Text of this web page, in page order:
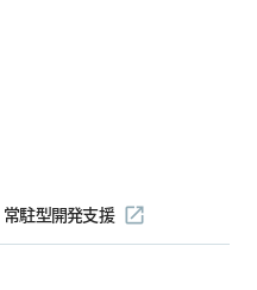
常駐型開発支援